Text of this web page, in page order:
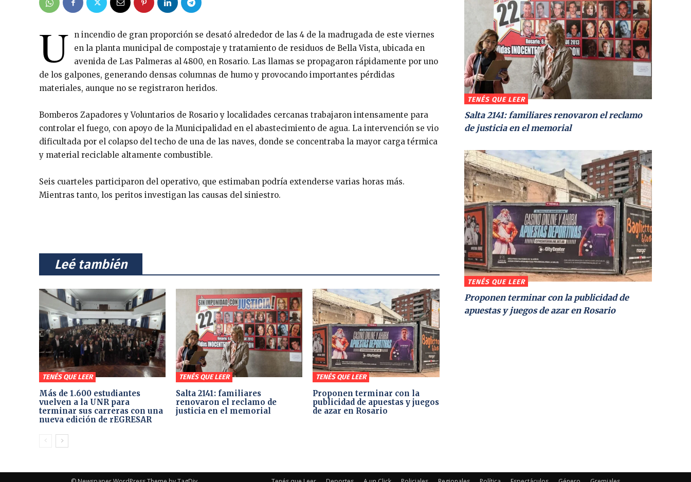
U
n incendio de gran proporción se desató alrededor de las 4 de la madrugada de este viernes
en la planta municipal de compostaje y tratamiento de residuos de Bella Vista, ubicada en
avenida de Las Palmeras al 4800, en Rosario. Las llamas se propagaron rápidamente por uno
de los galpones, generando densas columnas de humo y provocando importantes pérdidas
materiales, aunque no se registraron heridos.
Bomberos Zapadores y Voluntarios de Rosario y localidades cercanas trabajaron intensamente para
controlar el fuego, con apoyo de la Municipalidad en el abastecimiento de agua. La intervención se vio
dificultada por el colapso del techo de una de las naves, donde se concentraba la mayor carga térmica
y material reciclable altamente combustible.
Seis cuarteles participaron del operativo, que estimaban podría extenderse varias horas más.
Mientras tanto, los peritos investigan las causas del siniestro.
⠀Leé también⠀
TENÉS QUE LEER
Más de 1.600 estudiantes
vuelven a la UNR para
terminar sus carreras con una
nueva edición de rEGRESAR
TENÉS QUE LEER
Salta 2141: familiares
renovaron el reclamo de
justicia en el memorial
TENÉS QUE LEER
Proponen terminar con la
publicidad de apuestas y juegos
de azar en Rosario
TENÉS QUE LEER
Salta 2141: familiares renovaron el reclamo
de justicia en el memorial
TENÉS QUE LEER
Proponen terminar con la publicidad de
apuestas y juegos de azar en Rosario